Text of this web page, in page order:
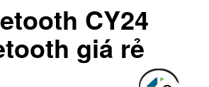
CY24
giá rẻ